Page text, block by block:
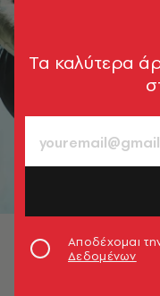
Tα καλύτερα
Αποδέχομαι
Δεδομένων